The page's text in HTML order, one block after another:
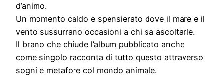
d’animo.
Un momento caldo e spensierato dove il mare e il
vento sussurrano occasioni a chi sa ascoltarle.
Il brano che chiude l’album pubblicato anche
come singolo racconta di tutto questo attraverso
sogni e metafore col mondo animale.